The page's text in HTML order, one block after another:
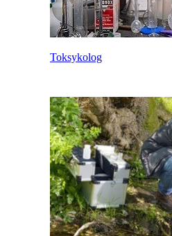
Toksykolog